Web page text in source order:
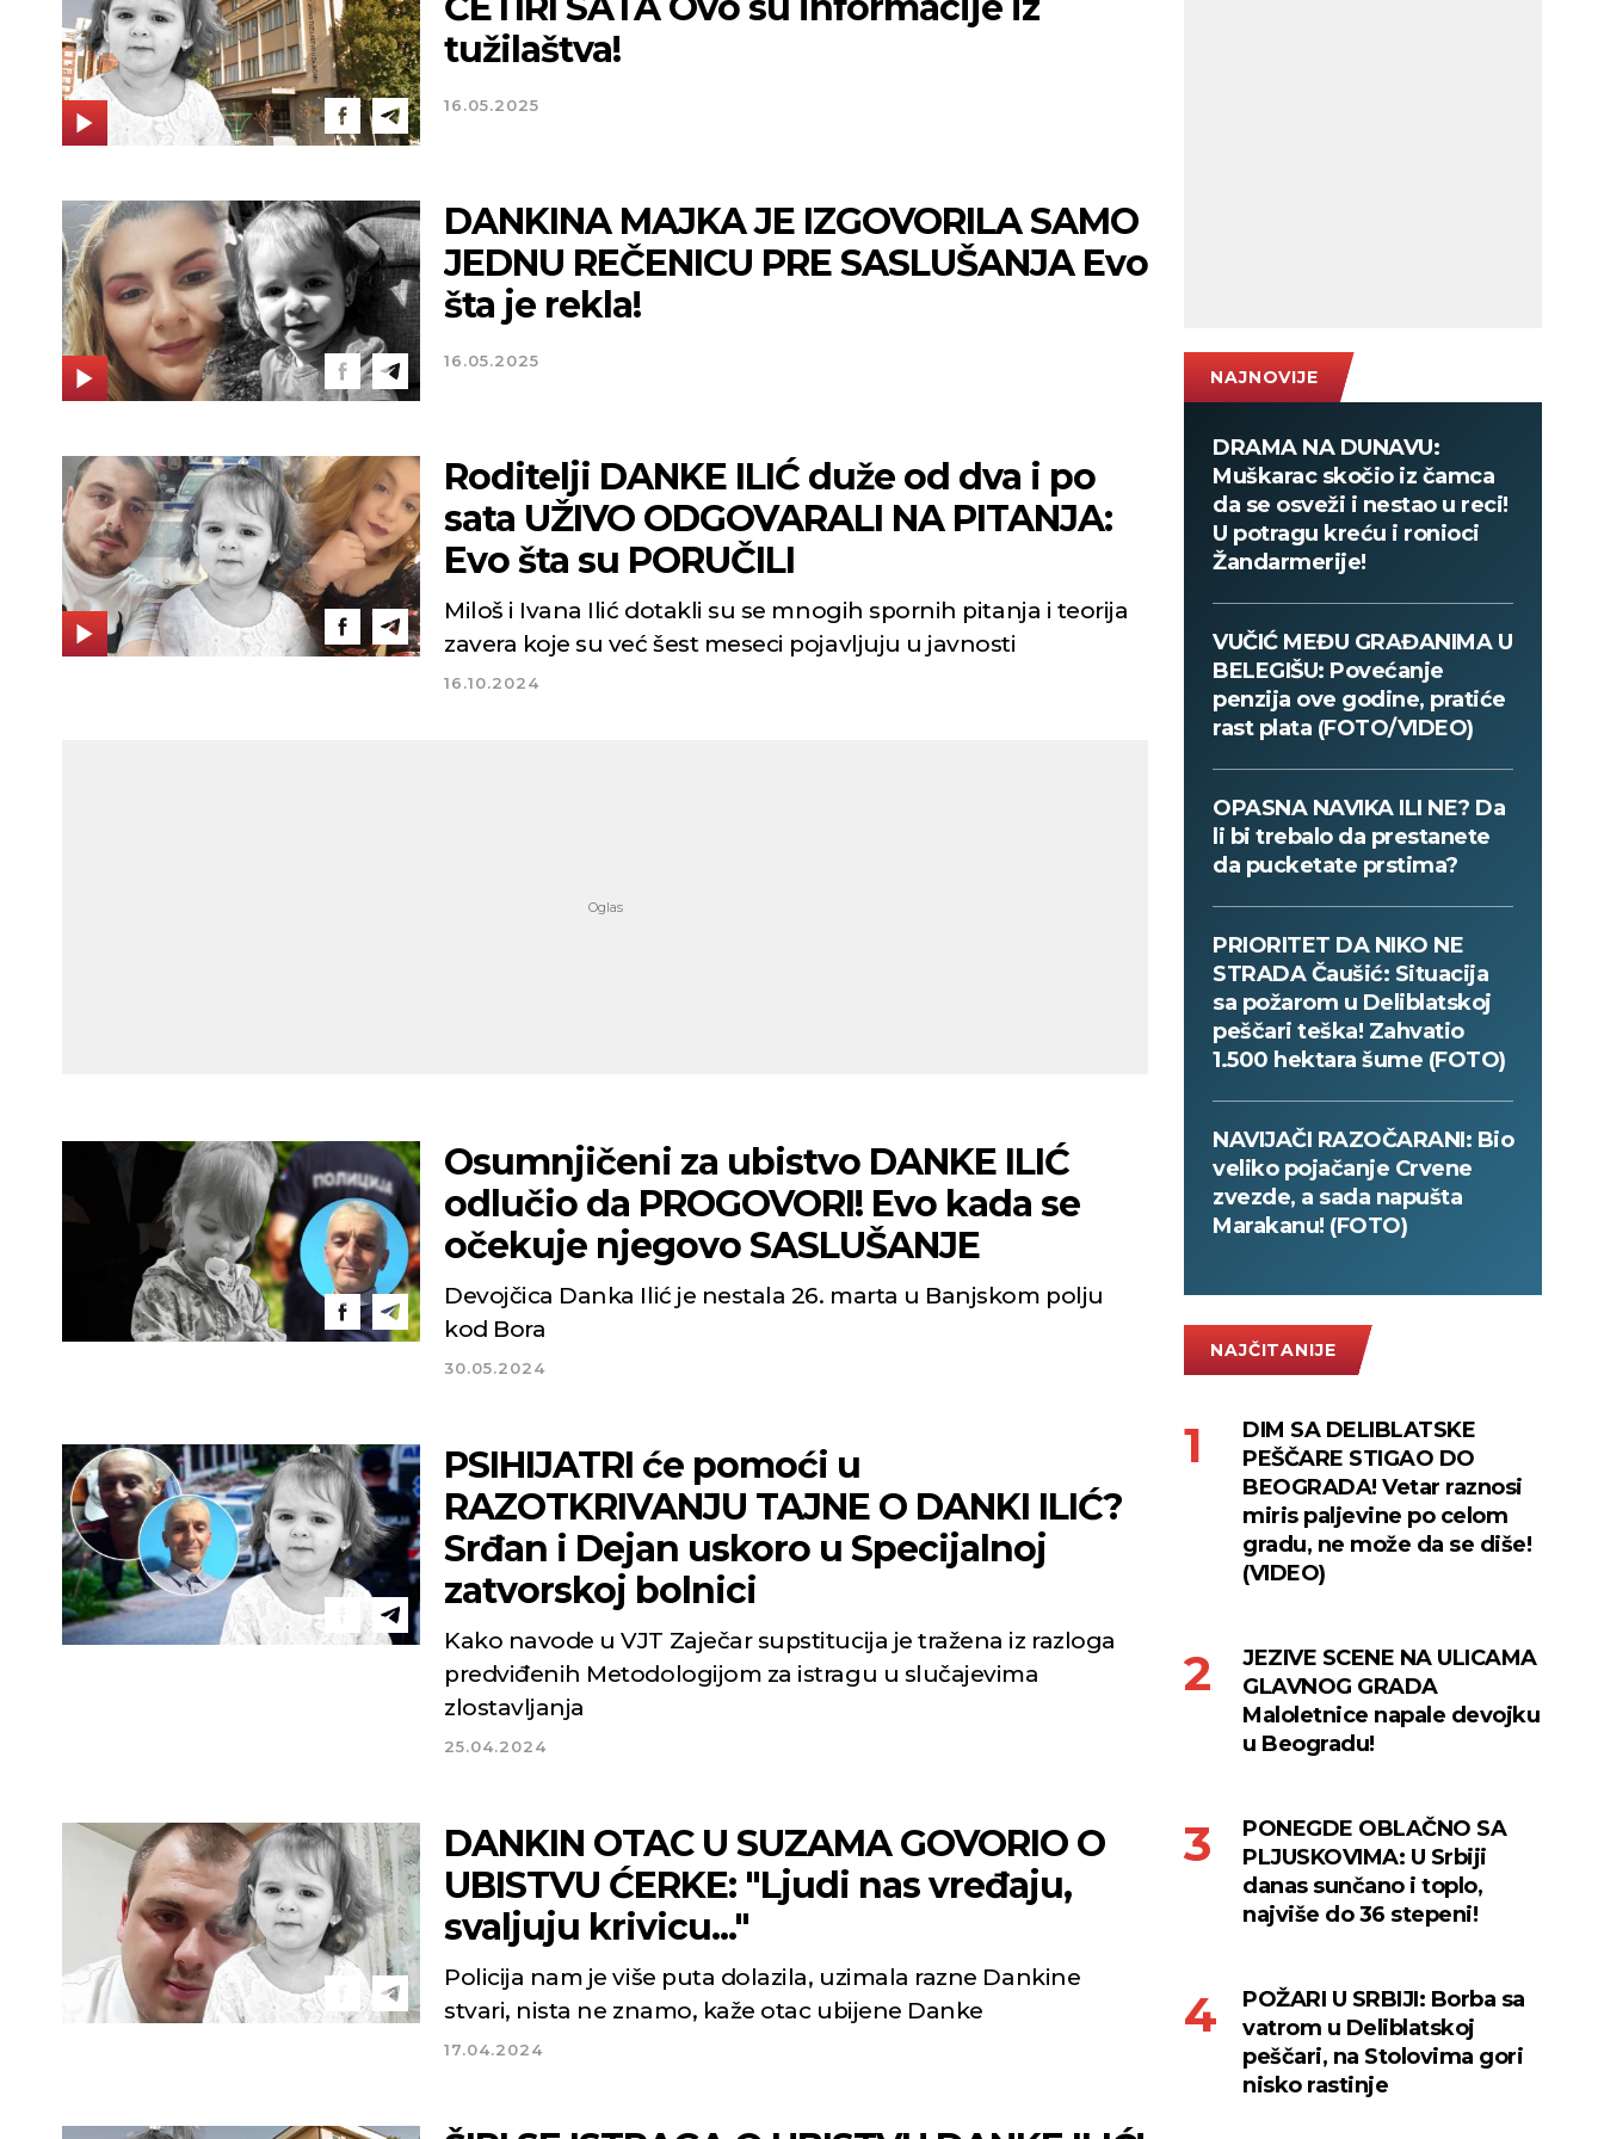
tužilaštva!
16.05.2025
DANKINA MAJKA JE IZGOVORILA SAMO
JEDNU REČENICU PRE SASLUŠANJA Evo
šta je rekla!
16.05.2025
Roditelji DANKE ILIĆ duže od dva i po
sata UŽIVO ODGOVARALI NA PITANJA:
Evo šta su PORUČILI
Miloš i Ivana Ilić dotakli su se mnogih spornih pitanja i teorija
zavera koje su već šest meseci pojavljuju u javnosti
16.10.2024
Osumnjičeni za ubistvo DANKE ILIĆ
odlučio da PROGOVORI! Evo kada se
očekuje njegovo SASLUŠANJE
Devojčica Danka Ilić je nestala 26. marta u Banjskom polju
kod Bora
30.05.2024
PSIHIJATRI će pomoći u
RAZOTKRIVANJU TAJNE O DANKI ILIĆ?
Srđan i Dejan uskoro u Specijalnoj
zatvorskoj bolnici
Kako navode u VJT Zaječar supstitucija je tražena iz razloga
predviđenih Metodologijom za istragu u slučajevima
zlostavljanja
25.04.2024
DANKIN OTAC U SUZAMA GOVORIO O
UBISTVU ĆERKE: "Ljudi nas vređaju,
svaljuju krivicu..."
Policija nam je više puta dolazila, uzimala razne Dankine
stvari, nista ne znamo, kaže otac ubijene Danke
17.04.2024
NAJNOVIJE
DRAMA NA DUNAVU:
Muškarac skočio iz čamca
da se osveži i nestao u reci!
U potragu kreću i ronioci
Žandarmerije!
VUČIĆ MEĐU GRAĐANIMA U
BELEGIŠU: Povećanje
penzija ove godine, pratiće
rast plata (FOTO/VIDEO)
OPASNA NAVIKA ILI NE? Da
li bi trebalo da prestanete
da pucketate prstima?
PRIORITET DA NIKO NE
STRADA Čaušić: Situacija
sa požarom u Deliblatskoj
peščari teška! Zahvatio
1.500 hektara šume (FOTO)
NAVIJAČI RAZOČARANI: Bio
veliko pojačanje Crvene
zvezde, a sada napušta
Marakanu! (FOTO)
NAJČITANIJE
DIM SA DELIBLATSKE
PEŠČARE STIGAO DO
BEOGRADA! Vetar raznosi
miris paljevine po celom
gradu, ne može da se diše!
(VIDEO)
JEZIVE SCENE NA ULICAMA
GLAVNOG GRADA
Maloletnice napale devojku
u Beogradu!
PONEGDE OBLAČNO SA
PLJUSKOVIMA: U Srbiji
danas sunčano i toplo,
najviše do 36 stepeni!
POŽARI U SRBIJI: Borba sa
vatrom u Deliblatskoj
peščari, na Stolovima gori
nisko rastinje